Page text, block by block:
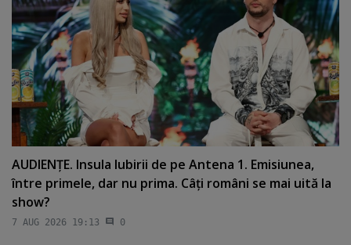
AUDIENŢE. Insula Iubirii de pe Antena 1. Emisiunea,
între primele, dar nu prima. Câţi români se mai uită la
show?
7 AUG 2026 19:13 0